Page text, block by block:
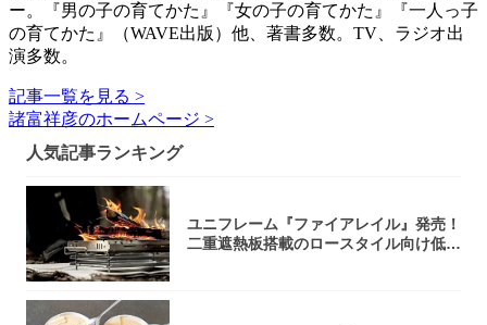
ー。『男の子の育てかた』『女の子の育てかた』『一人っ子
の育てかた』（WAVE出版）他、著書多数。TV、ラジオ出
演多数。
記事一覧を見る >
諸富祥彦のホームページ >
人気記事ランキング
ユニフレーム『ファイアレイル』発売！
二重遮熱板搭載のロースタイル向け低型